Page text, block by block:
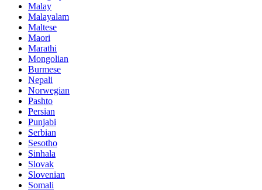
Malay
Malayalam
Maltese
Maori
Marathi
Mongolian
Burmese
Nepali
Norwegian
Pashto
Persian
Punjabi
Serbian
Sesotho
Sinhala
Slovak
Slovenian
Somali